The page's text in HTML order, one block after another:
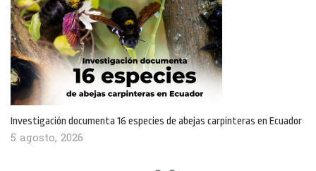
Investigación documenta 16 especies de abejas carpinteras en Ecuador
5 agosto, 2026